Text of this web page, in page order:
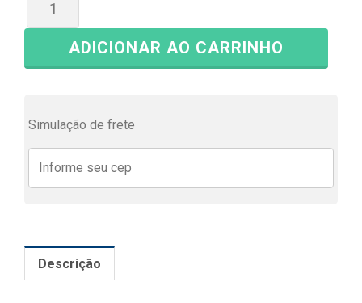
ADICIONAR AO CARRINHO
Simulação de frete
Descrição